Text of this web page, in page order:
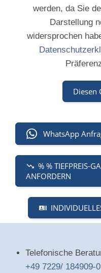
werden, da Sie
Darstellung
widersprochen
Diesen
WhatsApp
% % TIEFPREIS-
ANFORDERN
Telefonische
+49 7229/ 184909-0